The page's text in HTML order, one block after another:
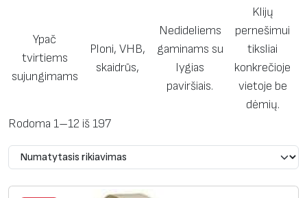
Ypač
tvirtiems
sujungimams
Ploni, VHB,
skaidrūs,
Nedideliems
gaminams su
lygias
paviršiais.
Klijų
pernešimui
tiksliai
konkrečioje
vietoje be
dėmių.
Rodoma 1–12 iš 197